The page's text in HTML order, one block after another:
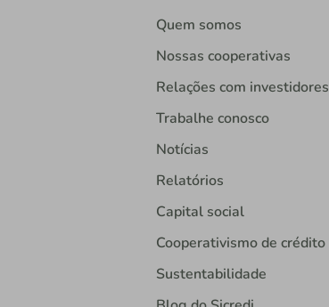
Quem somos
Nossas cooperativas
Relações com investidores
Trabalhe conosco
Notícias
Relatórios
Capital social
Cooperativismo de crédito
Sustentabilidade